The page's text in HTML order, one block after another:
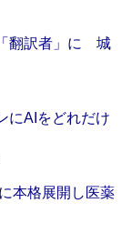
翻訳者」に 城
にAIをどれだけ
本格展開し医薬